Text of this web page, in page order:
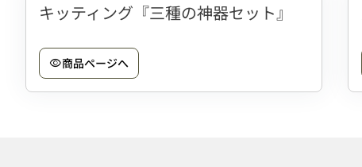
キッティング『三種の神器セット』
visibility商品ページへ